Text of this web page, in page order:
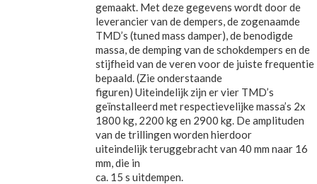
gemaakt. Met deze gegevens wordt door de
leverancier van de dempers, de zogenaamde
TMD’s (tuned mass damper), de benodigde
massa, de demping van de schokdempers en de
stijfheid van de veren voor de juiste frequentie
bepaald. (Zie onderstaande
figuren) Uiteindelijk zijn er vier TMD’s
geïnstalleerd met respectievelijke massa’s 2x
1800 kg, 2200 kg en 2900 kg. De amplituden
van de trillingen worden hierdoor
uiteindelijk teruggebracht van 40 mm naar 16
mm, die in
ca. 15 s uitdempen.